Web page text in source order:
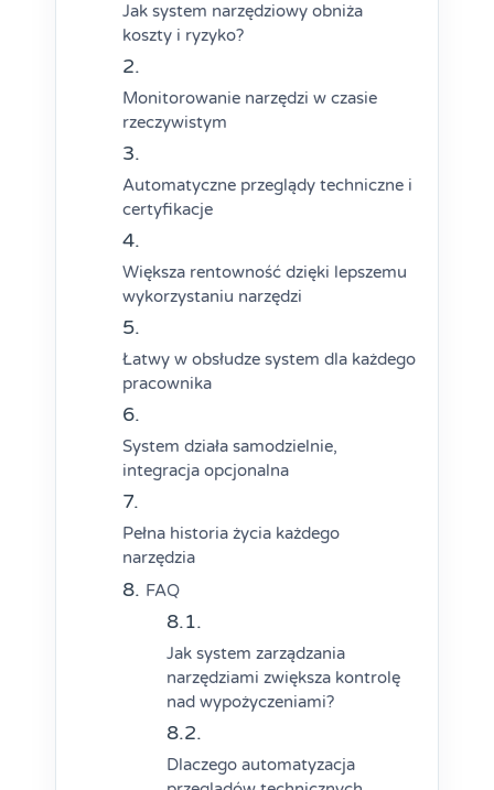
Jak system narzędziowy obniża
koszty i ryzyko?
Monitorowanie narzędzi w czasie
rzeczywistym
Automatyczne przeglądy techniczne i
certyfikacje
Większa rentowność dzięki lepszemu
wykorzystaniu narzędzi
Łatwy w obsłudze system dla każdego
pracownika
System działa samodzielnie,
integracja opcjonalna
Pełna historia życia każdego
narzędzia
FAQ
Jak system zarządzania
narzędziami zwiększa kontrolę
nad wypożyczeniami?
Dlaczego automatyzacja